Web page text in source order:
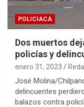
POLICIACA
Dos muertos
policías y
enero 31, 2023
José Molina/
delincuentes
balazos contra